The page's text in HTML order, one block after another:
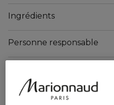
journée et est facile à
la collection pour créer votre
Ingrédients
Personne responsable